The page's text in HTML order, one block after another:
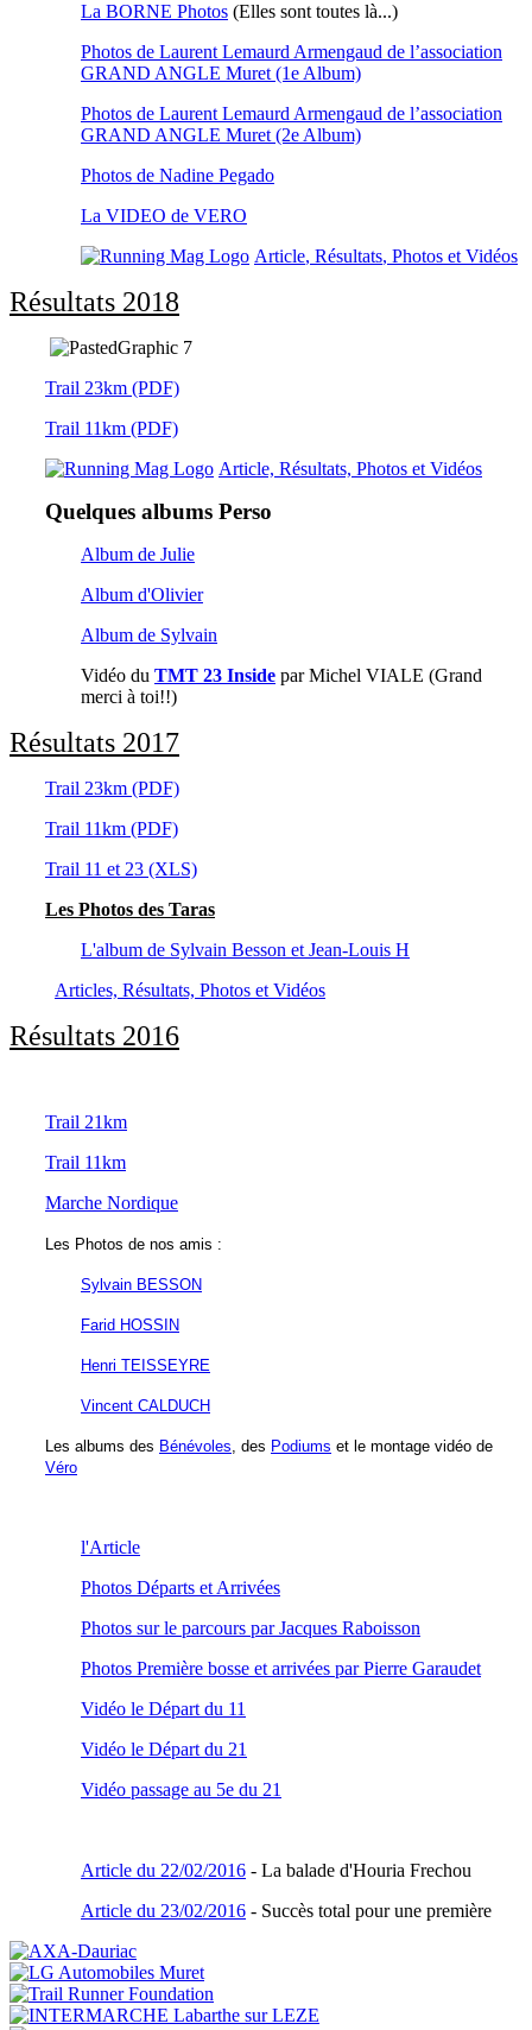
La BORNE Photos (Elles sont toutes là...)
Photos de Laurent Lemaurd Armengaud de l’association
GRAND ANGLE Muret (1e Album)
Photos de Laurent Lemaurd Armengaud de l’association
GRAND ANGLE Muret (2e Album)
Photos de Nadine Pegado
La VIDEO de VERO
Article, Résultats, Photos et Vidéos
Résultats 2018
Trail 23km (PDF)
Trail 11km (PDF)
Article, Résultats, Photos et Vidéos
Quelques albums Perso
Album de Julie
Album d'Olivier
Album de Sylvain
Vidéo du TMT 23 Inside par Michel VIALE (Grand
merci à toi!!)
Résultats 2017
Trail 23km (PDF)
Trail 11km (PDF)
Trail 11 et 23 (XLS)
Les Photos des Taras
L'album de Sylvain Besson et Jean-Louis H
Articles, Résultats, Photos et Vidéos
Résultats 2016
Trail 21km
Trail 11km
Marche Nordique
Les Photos de nos amis :
Sylvain BESSON
Farid HOSSIN
Henri TEISSEYRE
Vincent CALDUCH
Les albums des Bénévoles, des Podiums et le montage vidéo de
Véro
l'Article
Photos Départs et Arrivées
Photos sur le parcours par Jacques Raboisson
Photos Première bosse et arrivées par Pierre Garaudet
Vidéo le Départ du 11
Vidéo le Départ du 21
Vidéo passage au 5e du 21
Article du 22/02/2016 - La balade d'Houria Frechou
Article du 23/02/2016 - Succès total pour une première